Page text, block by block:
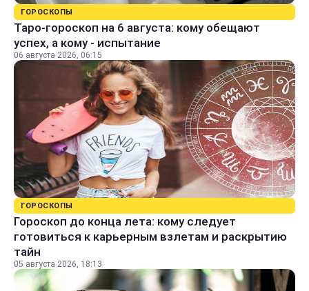
ГОРОСКОПЫ
Таро-гороскоп на 6 августа: кому обещают
успех, а кому - испытание
06 августа 2026, 06:15
ГОРОСКОПЫ
Гороскоп до конца лета: кому следует
готовиться к карьерным взлетам и раскрытию
тайн
05 августа 2026, 18:13